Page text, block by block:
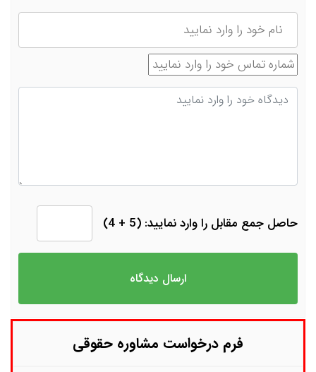
نام
شماره تماس
دیدگاه
حاصل جمع مقابل را وارد نمایید: (5 + 4)
فرم درخواست مشاوره حقوقی